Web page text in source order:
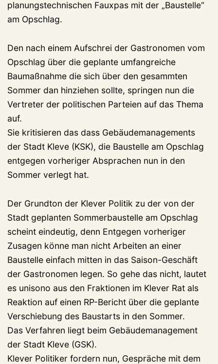
planungstechnischen Fauxpas mit der „Baustelle“
am Opschlag.
Den nach einem Aufschrei der Gastronomen vom
Opschlag über die geplante umfangreiche
Baumaßnahme die sich über den gesammten
Sommer dan hinziehen sollte, springen nun die
Vertreter der politischen Parteien auf das Thema
auf.
Sie kritisieren das dass Gebäudemanagements
der Stadt Kleve (KSK), die Baustelle am Opschlag
entgegen vorheriger Absprachen nun in den
Sommer verlegt hat.
Der Grundton der Klever Politik zu der von der
Stadt geplanten Sommerbaustelle am Opschlag
scheint eindeutig, denn Entgegen vorheriger
Zusagen könne man nicht Arbeiten an einer
Baustelle einfach mitten in das Saison-Geschäft
der Gastronomen legen. So gehe das nicht, lautet
es unisono aus den Fraktionen im Klever Rat als
Reaktion auf einen RP-Bericht über die geplante
Verschiebung des Baustarts in den Sommer.
Das Verfahren liegt beim Gebäudemanagement
der Stadt Kleve (GSK).
Klever Politiker fordern nun, Gespräche mit dem